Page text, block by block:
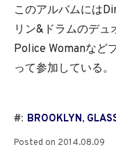
このアルバムには
リン&ドラムのデュ
Police Womanなど
って参加している。
#: BROOKLYN,
Posted on 2014.08.09